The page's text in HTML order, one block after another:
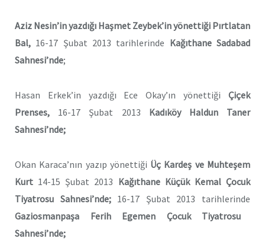
Aziz Nesin’in yazdığı Haşmet Zeybek’in yönettiği Pırtlatan
Bal, 16-17 Şubat 2013 tarihlerinde Kağıthane Sadabad
Sahnesi’nde;
Hasan Erkek’in yazdığı Ece Okay’ın yönettiği Çiçek
Prenses, 16-17 Şubat 2013 Kadıköy Haldun Taner
Sahnesi’nde;
Okan Karaca’nın yazıp yönettiği Üç Kardeş ve Muhteşem
Kurt 14-15 Şubat 2013 Kağıthane Küçük Kemal Çocuk
Tiyatrosu Sahnesi’nde; 16-17 Şubat 2013 tarihlerinde
Gaziosmanpaşa Ferih Egemen Çocuk Tiyatrosu
Sahnesi’nde;